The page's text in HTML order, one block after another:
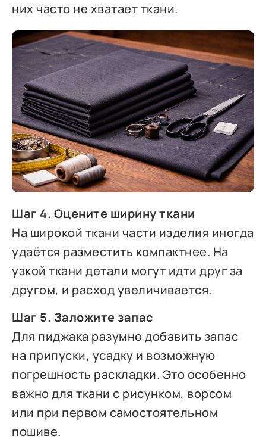
них часто не хватает ткани.
Шаг 4. Оцените ширину ткани
На широкой ткани части изделия иногда
удаётся разместить компактнее. На
узкой ткани детали могут идти друг за
другом, и расход увеличивается.
Шаг 5. Заложите запас
Для пиджака разумно добавить запас
на припуски, усадку и возможную
погрешность раскладки. Это особенно
важно для ткани с рисунком, ворсом
или при первом самостоятельном
пошиве.